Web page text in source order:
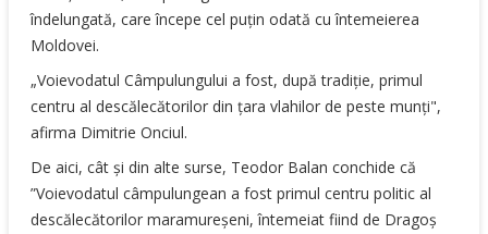
îndelungată, care începe cel puţin odată cu întemeierea
Moldovei.
„Voievodatul Câmpulungului a fost, după tradiţie, primul
centru al descălecătorilor din ţara vlahilor de peste munţi",
afirma Dimitrie Onciul.
De aici, cât şi din alte surse, Teodor Balan conchide că
”Voievodatul câmpulungean a fost primul centru politic al
descălecătorilor maramureşeni, întemeiat fiind de Dragoş